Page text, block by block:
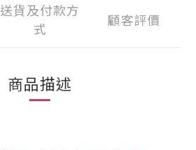
送貨及付款方
式
顧客評價
商品描述